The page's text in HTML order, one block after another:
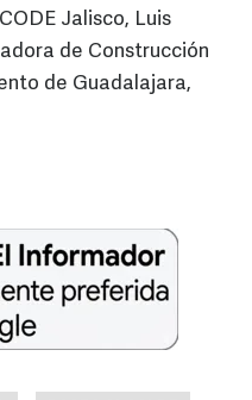
Jalisco, Luis
de Construcción
de Guadalajara,